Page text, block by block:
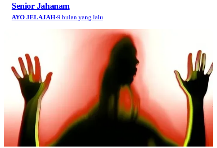
Senior Jahanam
AYO JELAJAH·9 bulan yang lalu